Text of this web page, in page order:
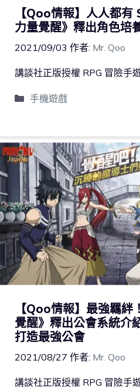
【Qoo情報】人人都有
力量覺醒》釋出角色培
2021/09/03 作者: Mr. Qoo
講談社正版授權 RPG 冒險手
手機遊戲
【Qoo情報】最強羈
覺醒》釋出公會系統
打造最強公會
2021/08/27 作者: Mr. Qoo
講談社正版授權 RPG 冒險手